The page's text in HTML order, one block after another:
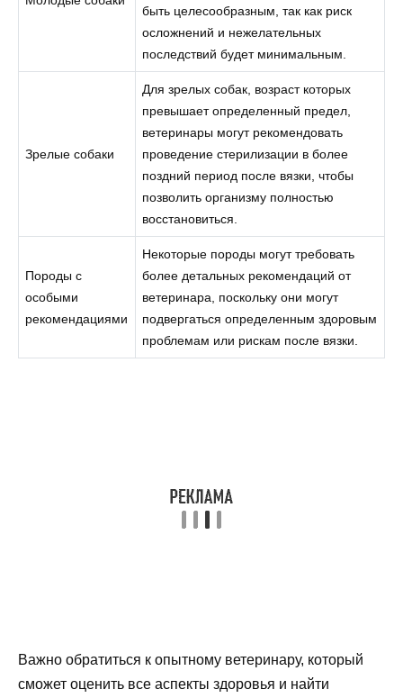
быть целесообразным, так как риск
осложнений и нежелательных
последствий будет минимальным.
Зрелые собаки
Для зрелых собак, возраст которых
превышает определенный предел,
ветеринары могут рекомендовать
проведение стерилизации в более
поздний период после вязки, чтобы
позволить организму полностью
восстановиться.
Породы с
особыми
рекомендациями
Некоторые породы могут требовать
более детальных рекомендаций от
ветеринара, поскольку они могут
подвергаться определенным здоровым
проблемам или рискам после вязки.
Важно обратиться к опытному ветеринару, который
сможет оценить все аспекты здоровья и найти